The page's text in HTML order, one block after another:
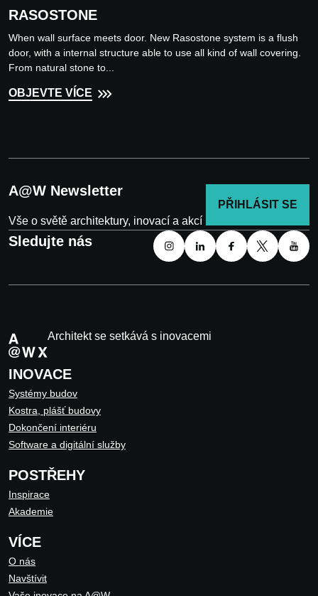
RASOSTONE
When wall surface meets door. New Rasostone system is a flush
door, with a internal structure able to use all kind of wall covering.
From natural stone to...
OBJEVTE VÍCE
A@W Newsletter
Vše o světě architektury, inovací a akcí
PŘIHLÁSIT SE
Sledujte nás
Architekt se setkává s inovacemi
INOVACE
Systémy budov
Kostra, plášť budovy
Dokončení interiéru
Software a digitální služby
POSTŘEHY
Inspirace
Akademie
VÍCE
O nás
Navštívit